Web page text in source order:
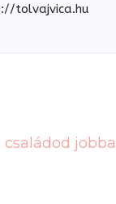
tolvajvica.hu